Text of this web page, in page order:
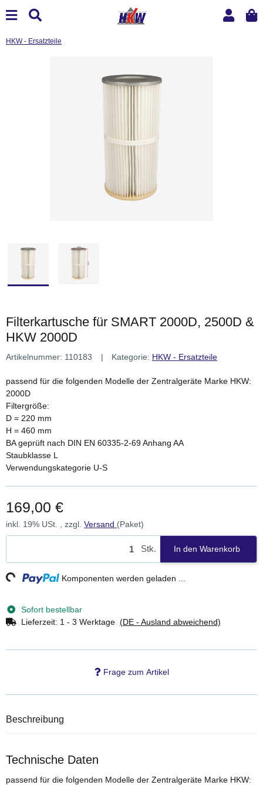
HKW - Ersatzteile
Filterkartusche für SMART 2000D, 2500D &
HKW 2000D
Artikelnummer: 110183 Kategorie: HKW - Ersatzteile
passend für die folgenden Modelle der Zentralgeräte Marke HKW:
2000D
Filtergröße:
D = 220 mm
H = 460 mm
BA geprüft nach DIN EN 60335-2-69 Anhang AA
Staubklasse L
Verwendungskategorie U-S
169,00 €
inkl. 19% USt. , zzgl. Versand (Paket)
Stk. In den Warenkorb
Komponenten werden geladen ...
Sofort bestellbar
Lieferzeit: 1 - 3 Werktage (DE - Ausland abweichend)
Frage zum Artikel
Beschreibung
Technische Daten
passend für die folgenden Modelle der Zentralgeräte Marke HKW: